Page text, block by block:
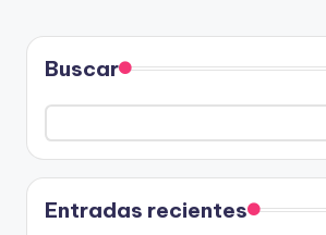
Buscar
Entradas recientes